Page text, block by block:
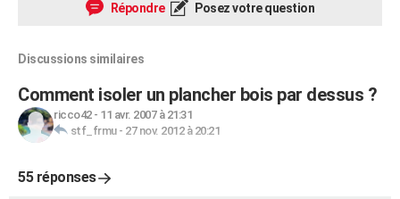
Répondre Posez votre question
Discussions similaires
Comment isoler un plancher bois par dessus ?
ricco42- 11 avr. 2007 à 21:31
stf_frmu- 27 nov. 2012 à 20:21
55 réponses